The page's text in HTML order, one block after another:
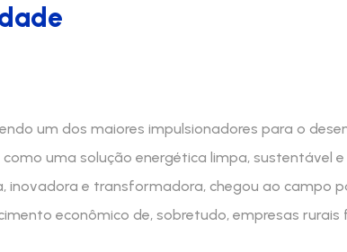
um dos maiores impulsionadores para o
uma solução energética limpa, sustentável
inovadora e transformadora, chegou ao campo
econômico de, sobretudo, empresas rurais